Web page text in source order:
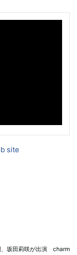
site
、坂田莉咲が出演